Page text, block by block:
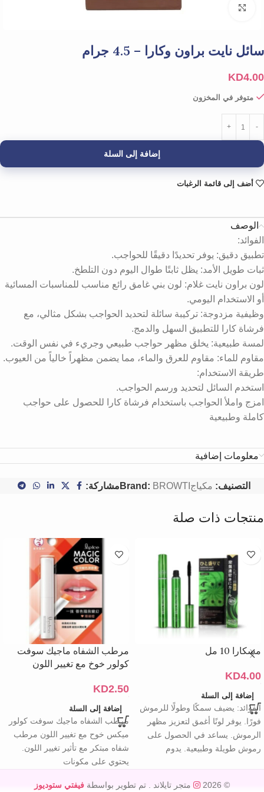
Click to enlarge
سائل نايت براون وكارا – 4.5 جرام
KD4.00
متوفر في المخزون
إضافة إلى السلة
أضف إلى قائمة الرغبات
الوصف
الفوائد:
تطبيق دقيق: يوفر تحديدًا دقيقًا للحواجب.
ثبات طويل الأمد: يظل ثابتًا طوال اليوم دون التلطخ.
لون براون نايت غلام: لون بني غامق رائع مناسب للمناسبات المسائية
أو الاستخدام اليومي.
وظيفية مزدوجة: تركيبة سائلة لتحديد الحواجب بشكل مثالي، مع
فرشاة كارا للتطبيق السهل والدمج.
لمسة طبيعية: يخلق مظهر حواجب طبيعي وجريء في نفس الوقت.
مقاوم للماء: مقاوم للعرق والماء، مما يضمن مظهراً خالياً من العيوب.
طريقة الاستخدام:
استخدم السائل لتحديد ورسم الحواجب.
امزج واملأ الحواجب باستخدام فرشاة كارا للحصول على حواجب
كاملة وطبيعية
معلومات إضافية
التصنيف: مكياج Brand: BROWTI مشاركة:
منتجات ذات صلة
مسكارا 10 مل
KD4.00
إضافة إلى السلة
الفوائد: يضيف سمكًا وطولًا للرموش
فورًا. يوفر لونًا أغمق لتعزيز مظهر
الرموش. يساعد في الحصول على
رموش طويلة وطبيعية. يدوم
مرطب الشفاه ماجيك سوفت
كولور خوخ مع تغيير اللون
KD2.50
إضافة إلى السلة
مرطب الشفاه ماجيك سوفت كولور
ميكس خوح مع تغيير اللون مرطب
شفاه مبتكر مع تأثير تغيير اللون.
يحتوي على مكونات
© 2026 متجر تايلاند . تم تطوير بواسطة فيفتي ستوديوز